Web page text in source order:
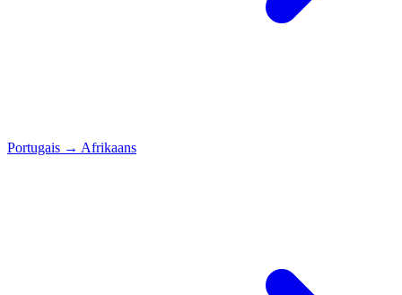
Portugais → Afrikaans